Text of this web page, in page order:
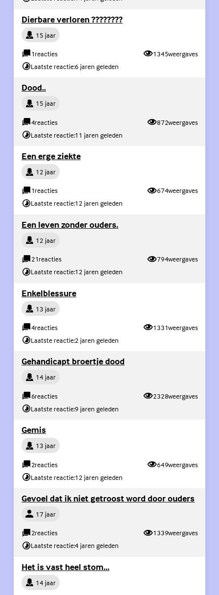
Dierbare verloren ????????
Persoon15 jaar
1reacties 1345weergaves
Laatste reactie:6 jaren geleden
Dood..
Persoon15 jaar
4reacties 872weergaves
Laatste reactie:11 jaren geleden
Een erge ziekte
Persoon12 jaar
1reacties 674weergaves
Laatste reactie:12 jaren geleden
Een leven zonder ouders.
Persoon12 jaar
21reacties 794weergaves
Laatste reactie:12 jaren geleden
Enkelblessure
Persoon13 jaar
4reacties 1331weergaves
Laatste reactie:2 jaren geleden
Gehandicapt broertje dood
Persoon14 jaar
6reacties 2328weergaves
Laatste reactie:9 jaren geleden
Gemis
Persoon13 jaar
2reacties 649weergaves
Laatste reactie:12 jaren geleden
Gevoel dat ik niet getroost word door ouders
Persoon17 jaar
2reacties 1339weergaves
Laatste reactie:4 jaren geleden
Het is vast heel stom...
Persoon14 jaar